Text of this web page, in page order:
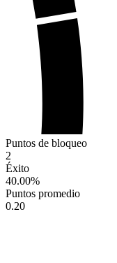
Puntos de bloqueo
2
Éxito
40.00%
Puntos promedio
0.20